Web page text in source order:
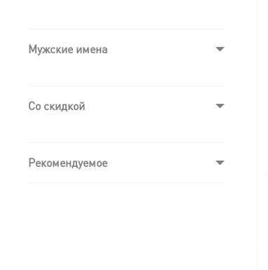
Мужские имена
Со скидкой
Рекомендуемое